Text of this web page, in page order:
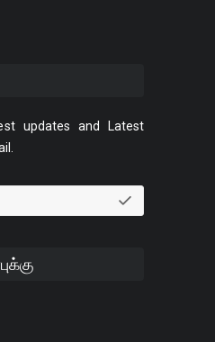
updates and Latest